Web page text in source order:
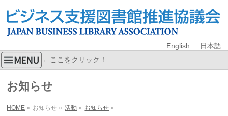
English 日本語
←ここをクリック！
お知らせ
HOME » お知らせ » 活動 » お知らせ »